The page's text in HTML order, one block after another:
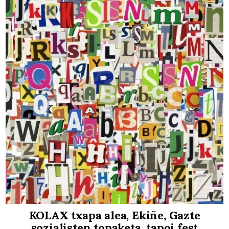
KOLAX txapa alea, Ekiñe, Gazte